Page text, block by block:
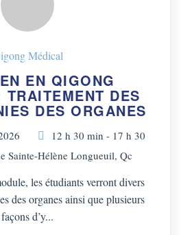
Médical
EN QIGONG
DES
DES ORGANES
12 h 30 min - 17 h 30
Sainte-Hélène Longueuil, Qc
les étudiants verront divers
des organes ainsi que plusieurs
façons d’y...